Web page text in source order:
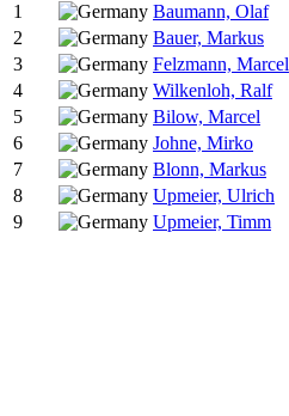
1
Baumann, Olaf
2
Bauer, Markus
3
Felzmann, Marcel
4
Wilkenloh, Ralf
5
Bilow, Marcel
6
Johne, Mirko
7
Blonn, Markus
8
Upmeier, Ulrich
9
Upmeier, Timm